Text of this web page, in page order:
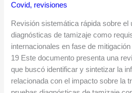
Covid, revisiones
Revisión sistemática rápida sobre el
diagnósticas de tamizaje como
internacionales en fase de
19 Este documento presenta una
que buscó identificar y sintetizar la
relacionada con el impacto sobre la
de
requisito
internacionales